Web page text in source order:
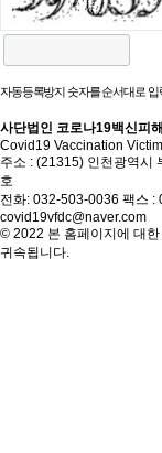
자동등록방지 숫자를 순서대로 입
사단법인 코로나19백신피
Covid19 Vaccination
주소 : (21315) 인천광역시
호
전화: 032-503-0036 팩스 :
covid19vfdc@naver.com
© 2022 본 홈페이지에 대
귀속됩니다.